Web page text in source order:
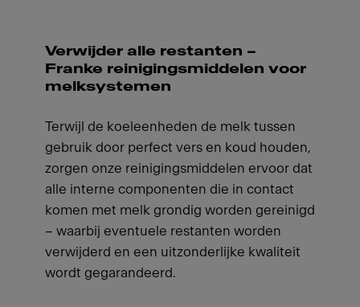
Verwijder alle restanten –
Franke reinigingsmiddelen voor
melksystemen
Terwijl de koeleenheden de melk tussen
gebruik door perfect vers en koud houden,
zorgen onze reinigingsmiddelen ervoor dat
alle interne componenten die in contact
komen met melk grondig worden gereinigd
– waarbij eventuele restanten worden
verwijderd en een uitzonderlijke kwaliteit
wordt gegarandeerd.